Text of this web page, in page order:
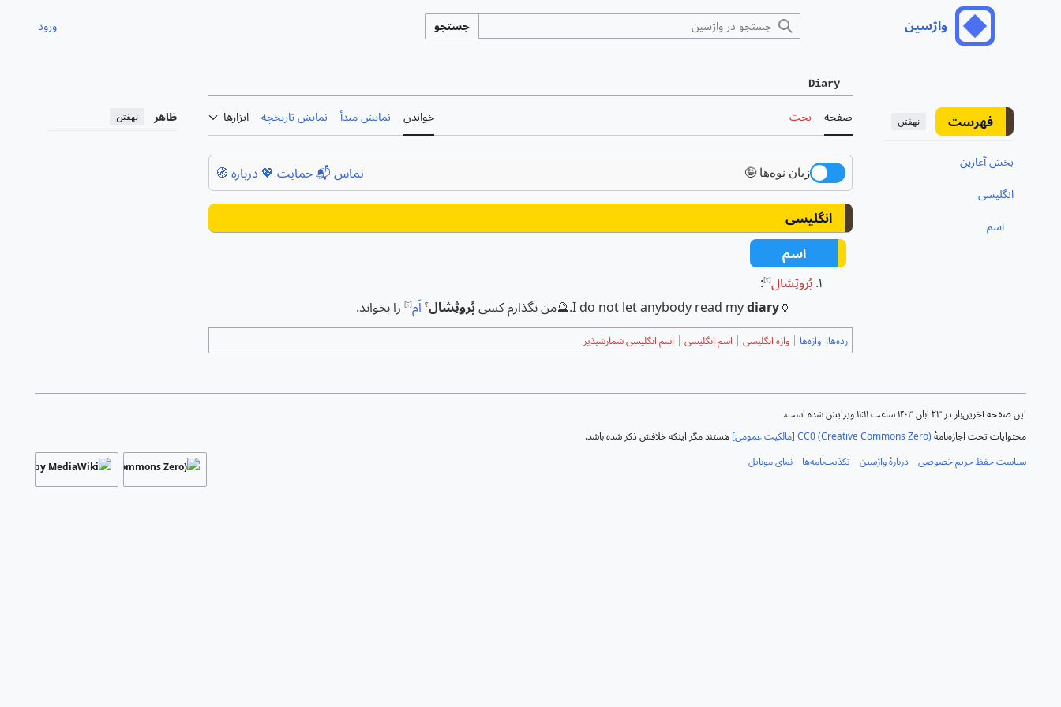
منوی اصلی
واژسین جستجو ورود
فهرست نهفتن
بخش آغازین
انگلیسی
تغییر وضعیت زیربخش‌های انگلیسی
اسم
Diary
صفحه بحث خواندن نمایش مبدأ نمایش تاریخچه ابزارها ظاهر نهفتن
زبان نوه‌ها 🤪 تماس 📬حمایت 💖 درباره 🧭
انگلیسی
اسم
بُروثِشال[؟]:
🏺
I do not let anybody read mydiary
.
🔮من نگذارم کسیبُروثِشال؟ اَم[؟]را بخواند.
رده‌ها: واژه‌ها واژه انگلیسی اسم انگلیسی اسم انگلیسی شمارشپذیر
این صفحه آخرین‌بار در ‏۲۳ آبان ۱۴۰۳ ساعت ‏۱۱:۱۱ ویرایش شده است.
محتوایات تحت اجازه‌نامهٔ CC0 (Creative Commons Zero) [مالکیت عمومی]
هستند مگر اینکه خلافش ذکر شده باشد.
سیاست حفظ حریم خصوصی
دربارهٔ واژسین تکذیب‌نامه‌ها نمای موبایل